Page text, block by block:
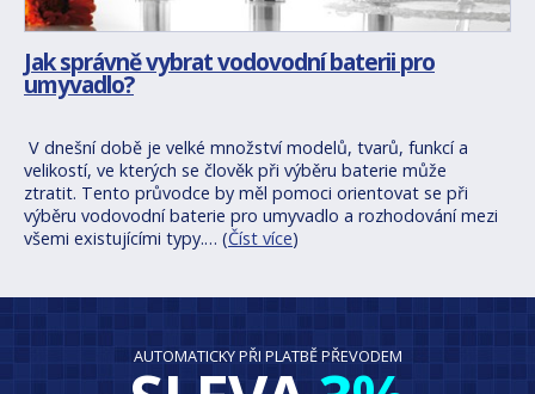
Jak správně vybrat vodovodní baterii pro
umyvadlo?
V dnešní době je velké množství modelů, tvarů, funkcí a
velikostí, ve kterých se člověk při výběru baterie může
ztratit. Tento průvodce by měl pomoci orientovat se při
výběru vodovodní baterie pro umyvadlo a rozhodování mezi
všemi existujícími typy.… (Číst více)
AUTOMATICKY PŘI PLATBĚ PŘEVODEM